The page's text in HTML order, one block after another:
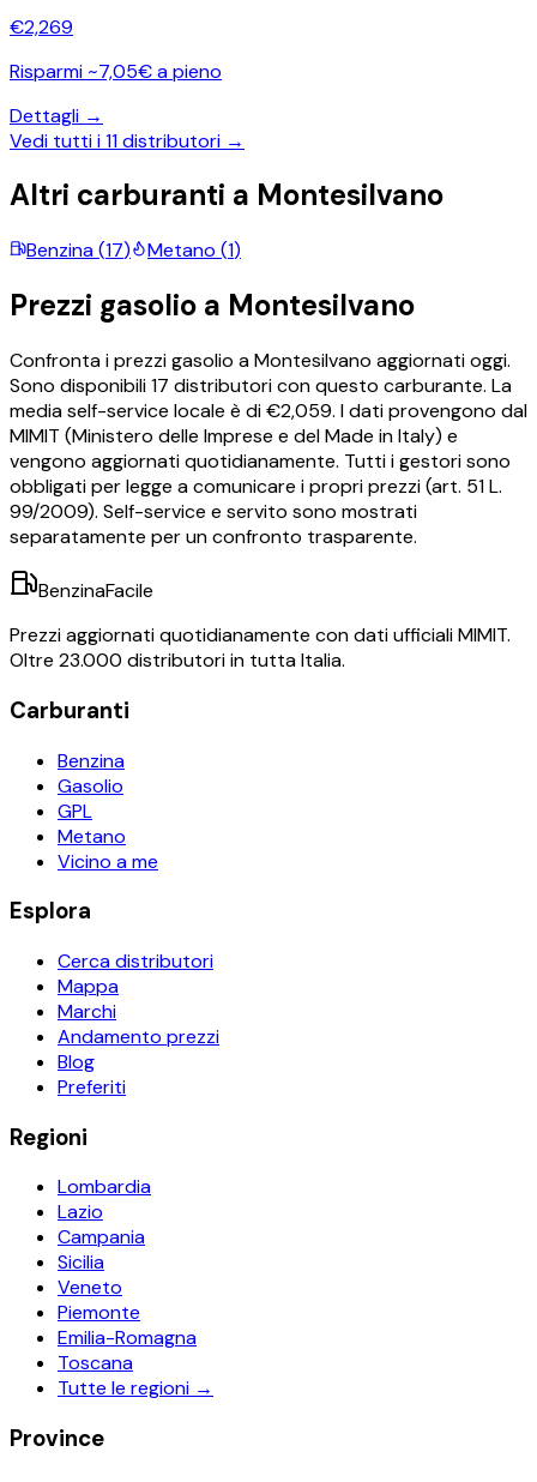
€2,269
Risparmi ~7,05€ a pieno
Dettagli →
Vedi tutti i11distributori →
Altri carburanti a Montesilvano
Benzina(17) Metano (1)
Prezzi gasolio a Montesilvano
Confronta i prezzigasolio aMontesilvano aggiornati oggi.
Sono disponibili17 distributori con questo carburante. La
media self-service locale è di €2,059. I dati provengono dal
MIMIT (Ministero delle Imprese e del Made in Italy) e
vengono aggiornati quotidianamente. Tutti i gestori sono
obbligati per legge a comunicare i propri prezzi (art. 51 L.
99/2009). Self-service e servito sono mostrati
separatamente per un confronto trasparente.
BenzinaFacile
Prezzi aggiornati quotidianamente con dati ufficiali MIMIT.
Oltre 23.000 distributori in tutta Italia.
Carburanti
Benzina
Gasolio
GPL
Metano
Vicino a me
Esplora
Cerca distributori
Mappa
Marchi
Andamento prezzi
Blog
Preferiti
Regioni
Lombardia
Lazio
Campania
Sicilia
Veneto
Piemonte
Emilia-Romagna
Toscana
Tutte le regioni →
Province